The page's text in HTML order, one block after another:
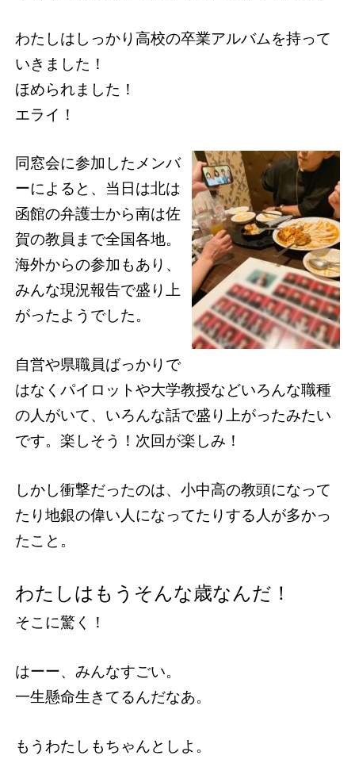
わたしはしっかり高校の卒業アルバムを持って
いきました！
ほめられました！
エライ！
同窓会に参加したメンバ
ーによると、当日は北は
函館の弁護士から南は佐
賀の教員まで全国各地。
海外からの参加もあり、
みんな現況報告で盛り上
がったようでした。
自営や県職員ばっかりで
はなくパイロットや大学教授などいろんな職種
の人がいて、いろんな話で盛り上がったみたい
です。楽しそう！次回が楽しみ！
しかし衝撃だったのは、小中高の教頭になって
たり地銀の偉い人になってたりする人が多かっ
たこと。
わたしはもうそんな歳なんだ！
そこに驚く！
はーー、みんなすごい。
一生懸命生きてるんだなあ。
もうわたしもちゃんとしよ。